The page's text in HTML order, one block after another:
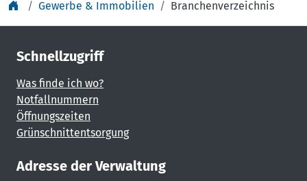
Gewerbe & Immobilien Branchenverzeichnis
Schnellzugriff
Was finde ich wo?
Notfallnummern
Öffnungszeiten
Grünschnittentsorgung
Adresse der Verwaltung